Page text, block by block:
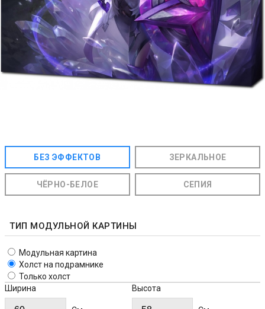
БЕЗ ЭФФЕКТОВ ЗЕРКАЛЬНОЕ
ЧЁРНО-БЕЛОЕ СЕПИЯ
ТИП МОДУЛЬНОЙ КАРТИНЫ
Модульная картина
Холст на подрамнике
Только холст
Ширина
Высота